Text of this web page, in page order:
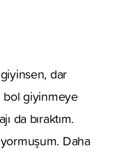
dar
bol giyinmeye
da bıraktım.
Daha